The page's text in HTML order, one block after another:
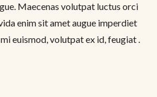
Maecenas volutpat luctus orci
enim sit amet augue imperdiet
euismod, volutpat ex id, feugiat .